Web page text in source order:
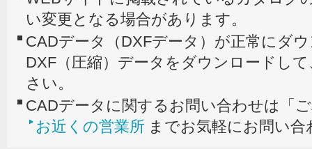
い変更となる場合があります。
CADデータ（DXFデータ）が正常にダ
DXF（圧縮）データをダウンロードし
さい。
CADデータに関するお問い合わせは「
お近くの営業所 までお気軽にお問い